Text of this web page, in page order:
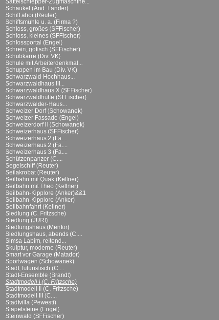
Sattelschlepper-Zugmaschine...
Schaukel (And. Länder)
Schiff ahoi (Reuter)
Schiffsmühle u. a. (Firma ?)
Schloss, großes (SFFischer)
Schloss, kleines (SFFischer)
Schlossportal (Engel)
Schrein, gotisch (SFFischer)
Schubkarre (Div. VK)
Schule mit Arbeiterdenkmal...
Schuppen im Bau (Div. VK)
Schwarzwald-Hochhaus...
Schwarzwaldhaus III...
Schwarzwaldhaus X (SFFischer)
Schwarzwaldhütte (SFFischer)
Schwarzwälder-Haus...
Schweizer Dorf (Schowanek)
Schweizer Fassade (Engel)
Schweizerdorf II (Schowanek)
Schweizerhaus (SFFischer)
Schweizerhaus 2 (Fa....
Schweizerhaus 2 (Fa....
Schweizerhaus 3 (Fa....
Schützenpanzer (C....
Segelschiff (Reuter)
Seilakrobat (Reuter)
Seilbahn mit Quak (Kellner)
Seilbahn mit Theo (Kellner)
Seilbahn-Kipplore (Anker)&&1
Seilbahn-Kipplore (Anker)
Seilbahnfahrt (Kellner)
Siedlung (C. Fritzsche)
Siedlung (JURI)
Siedlungshaus (Mentor)
Siedlungshaus, abends (C....
Simsa Labim, reitend...
Skulptur, moderne (Reuter)
Smart vor Garage (Matador)
Sportwagen (Schowanek)
Stadt, futuristisch (C....
Stadt-Ensemble (Brandt)
Stadtmodell I (C. Fritzsche)
Stadtmodell II (C. Fritzsche)
Stadtmodell III (C....
Stadtvilla (Pewesti)
Stapelsteine (Engel)
Steinwald (SFFischer)